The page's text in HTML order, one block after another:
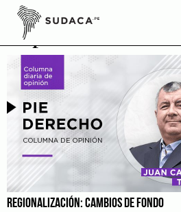
Skip
contentOpinión
REGIONALIZACIÓN: CAMBIOS DE FONDO